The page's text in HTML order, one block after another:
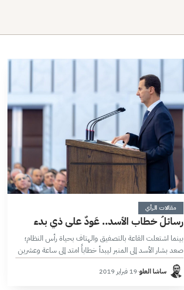
9 دقائق
مقالات الرأي
رسائلُ خطاب الأسد.. عَودٌ على ذي بدء
بينما اشتعلت القاعة بالتصفيق والهتاف بحياة رأس النظام؛
صعد بشار الأسد إلى المنبر ليبدأ خطاباً امتد إلى ساعة وعشرين
دقيقة لم يقطعها سوى أبيات من الشعر الرديء في مدح
القائد…ساشا العلو·19 فبراير 2019